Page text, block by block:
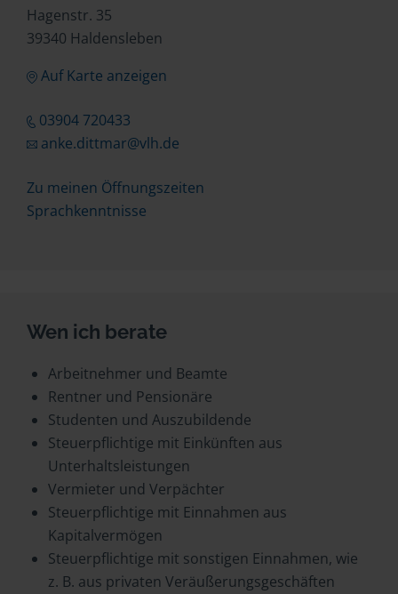
Hagenstr. 35
39340 Haldensleben
Auf Karte anzeigen
03904 720433
anke.dittmar@vlh.de
Zu meinen Öffnungszeiten
Sprachkenntnisse
Wen ich berate
Arbeitnehmer und Beamte
Rentner und Pensionäre
Studenten und Auszubildende
Steuerpflichtige mit Einkünften aus
Unterhaltsleistungen
Vermieter und Verpächter
Steuerpflichtige mit Einnahmen aus
Kapitalvermögen
Steuerpflichtige mit sonstigen Einnahmen, wie
z. B. aus privaten Veräußerungsgeschäften